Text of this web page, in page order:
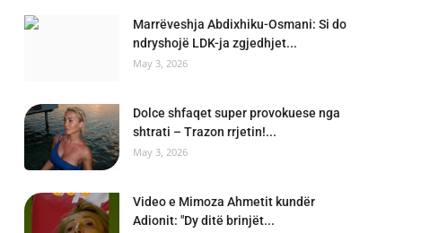
Marrëveshja Abdixhiku-Osmani: Si do
ndryshojë LDK-ja zgjedhjet...
May 3, 2026
Dolce shfaqet super provokuese nga
shtrati – Trazon rrjetin!...
May 3, 2026
Video e Mimoza Ahmetit kundër
Adionit: "Dy ditë brinjët...